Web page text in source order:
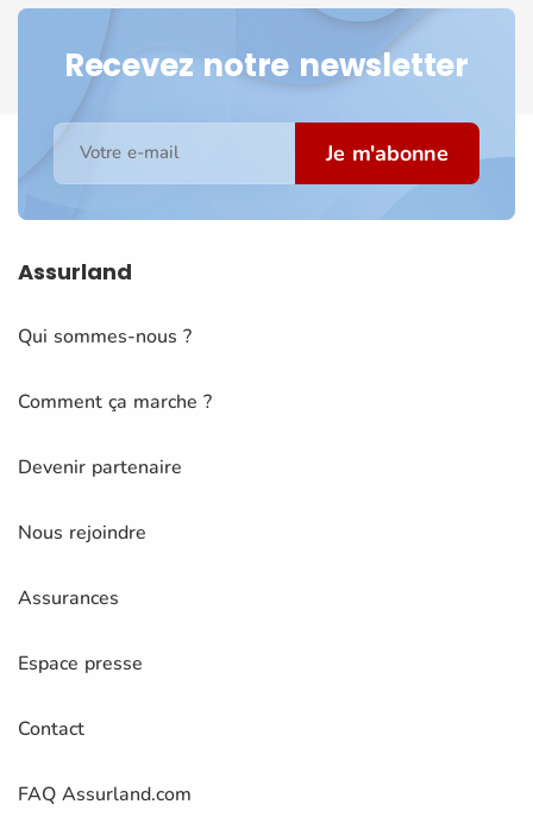
Recevez notre newsletter
Votre e-mail Je m'abonne
Assurland
Qui sommes-nous ?
Comment ça marche ?
Devenir partenaire
Nous rejoindre
Assurances
Espace presse
Contact
FAQ Assurland.com